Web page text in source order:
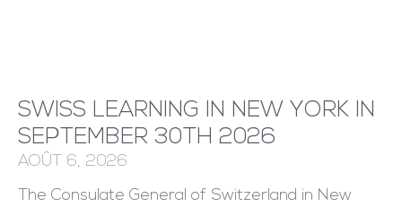
SWISS LEARNING IN NEW YORK IN
SEPTEMBER 30TH 2026
AOÛT 6, 2026
The Consulate General of Switzerland in New